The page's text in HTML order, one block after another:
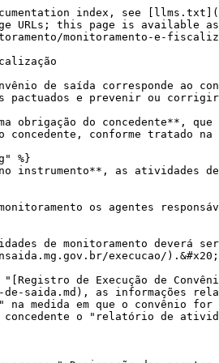
Sigcon-MG – Módulo Saída](https://manual.sigconsaida.mg.gov.br/execucao/).&#x20;

Assim como tratado na "[Registro de Execução de Convênio de Saída"](/definicoes-gerais/tipos-de-instrumentos/convenios-de-saida/execucao-e-monitoramento/registros-de-execucao-de-convenios-de-saida.md), as informações relativas à execução devem ser registradas pelo convenente no Sigcon-MG Módulo Saída, a partir da funcionalidade "registro de execução" na medida em que o convênio for executado. Além desse registro, na periodicidade definida no termo de convênio de saída, o convenente deverá disponibilizar para o concedente o "relatório de atividades", que consiste no principal documento que subsidiará as atividades de monitoramento.&#x20;

***

### <mark style="color:orange;">Designação dos agentes responsáveis pelo monitoramento e pela fiscalização do convênio de saída</mark>

O primeiro passo que o órgão ou entidade concedente deverá realizar para que o monitoramento e a fiscalização sejam feitos de forma regular é **designação, por parte do representante legal, dos agentes responsáveis pelo monitoramento e pela fiscalização do convênio de saída**. Essa ação também pode ocorrer antes da publicação do convênio de saída, durante a elaboração do plano de trabalho.&#x20;

Caso o órgão concedente opte por designar os agentes após a entrada em vigor do instrumento é importante que essa ação seja realizada o quanto antes para que as ações de monitoramento sejam realizadas tempestivamente, por agente competente. &#x20;

A **designação deve ser realizada no Sigcon-MG Módulo Saída** e é facultado ao representante legal do concedente designar um único agente para cada uma das funções - responsável pelo monitoramento e responsável pela fiscalização, ou uma equipe para cada função ou, ainda, um mesmo agente ou equipe para o desempenho das duas funções.&#x20;

Para a designação, o representante legal do concedente deverá considerar as competências e